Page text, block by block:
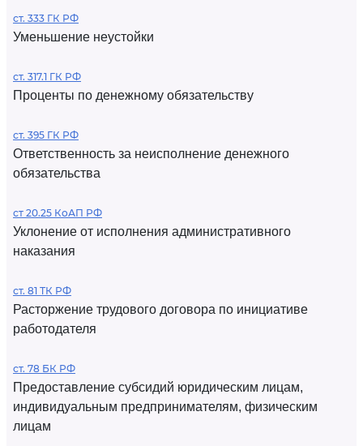
ст. 333 ГК РФ
Уменьшение неустойки
ст. 317.1 ГК РФ
Проценты по денежному обязательству
ст. 395 ГК РФ
Ответственность за неисполнение денежного
обязательства
ст 20.25 КоАП РФ
Уклонение от исполнения административного
наказания
ст. 81 ТК РФ
Расторжение трудового договора по инициативе
работодателя
ст. 78 БК РФ
Предоставление субсидий юридическим лицам,
индивидуальным предпринимателям, физическим
лицам